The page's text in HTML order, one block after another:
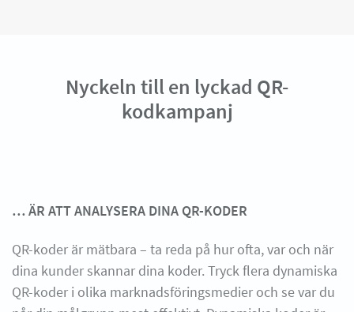
Nyckeln till en lyckad QR-
kodkampanj
… ÄR ATT ANALYSERA DINA QR-KODER
QR-koder är mätbara – ta reda på hur ofta, var och när
dina kunder skannar dina koder. Tryck flera dynamiska
QR-koder i olika marknadsföringsmedier och se var du